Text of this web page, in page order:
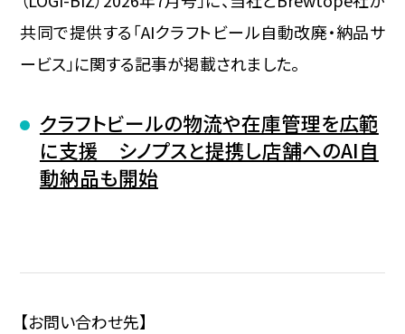
共同で提供する「AIクラフトビール自動改廃・納品サ
ービス」に関する記事が掲載されました。
クラフトビールの物流や在庫管理を広範
に支援 シノプスと提携し店舗へのAI自
動納品も開始
【お問い合わせ先】